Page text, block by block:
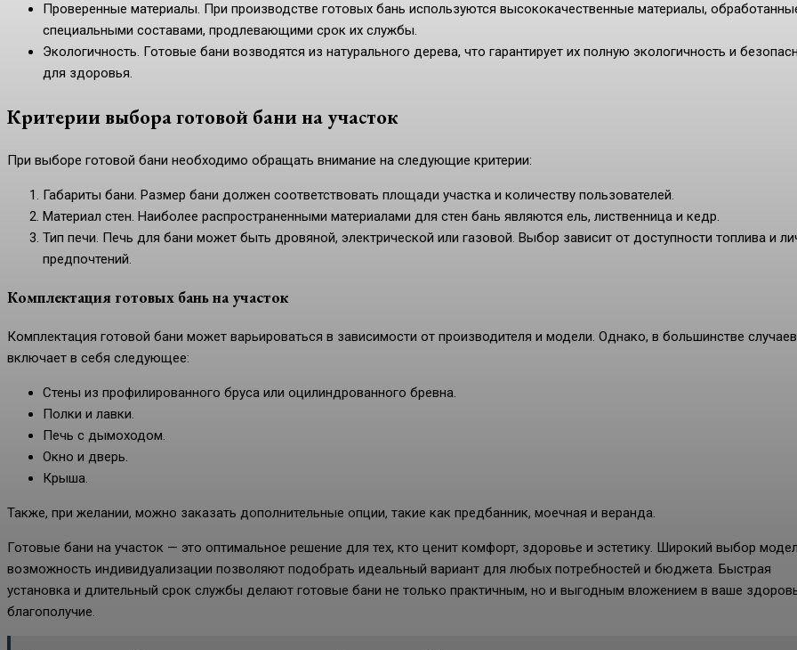
Проверенные материалы. При производстве готовых бань используются высококачественные материалы,
специальными составами, продлевающими срок их службы.
Экологичность. Готовые бани возводятся из натурального дерева, что гарантирует их полную экологичность и
для здоровья.
Критерии выбора готовой бани на участок
При выборе готовой бани необходимо обращать внимание на следующие критерии:
Габариты бани. Размер бани должен соответствовать площади участка и количеству пользователей.
Материал стен. Наиболее распространенными материалами для стен бань являются ель, лиственница и кедр.
Тип печи. Печь для бани может быть дровяной, электрической или газовой. Выбор зависит от доступности топлива и
предпочтений.
Комплектация готовых бань на участок
Комплектация готовой бани может варьироваться в зависимости от производителя и модели. Однако, в большинстве
включает в себя следующее:
Стены из профилированного бруса или оцилиндрованного бревна.
Полки и лавки.
Печь с дымоходом.
Окно и дверь.
Крыша.
Также, при желании, можно заказать дополнительные опции, такие как предбанник, моечная и веранда.
Готовые бани на участок — это оптимальное решение для тех, кто ценит комфорт, здоровье и эстетику. Широкий выбор
возможность индивидуализации позволяют подобрать идеальный вариант для любых потребностей и бюджета. Быстрая
установка и длительный срок службы делают готовые бани не только практичным, но и выгодным вложением в ваше
благополучие.